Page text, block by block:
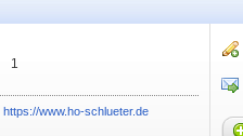
1
https://www.ho-schlueter.de